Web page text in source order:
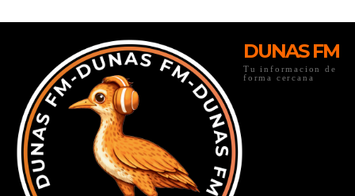
DUNAS FM
Tu informacion de
forma cercana